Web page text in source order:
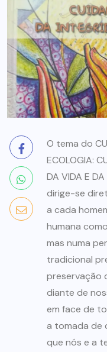
O tema do
ECOLOGIA:
DA VIDA E DA
dirige-se
a cada
humana
mas numa
tradicional
preservação
diante de
em face de
a tomada de
que nós e a